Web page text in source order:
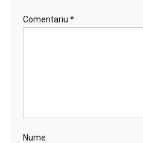
Comentariu *
Nume